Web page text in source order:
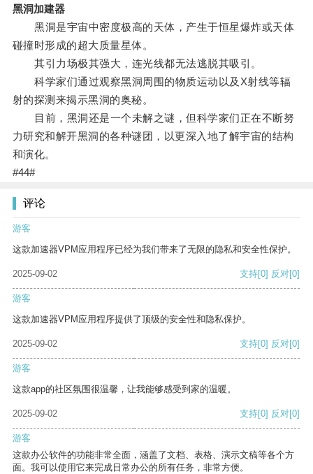
黑洞加建器
黑洞是宇宙中密度极高的天体，产生于恒星爆炸或天体
碰撞时形成的超大质量星体。
其引力场极其强大，连光线都无法逃脱其吸引。
科学家们通过观察黑洞周围的物质运动以及X射线等辐
射的探测来揭示黑洞的奥秘。
目前，黑洞还是一个未解之谜，但科学家们正在不断努
力研究和解开黑洞的各种谜团，以更深入地了解宇宙的结构
和演化。
#44#
评论
游客
这款加速器VPM应用程序已经为我们带来了无限的隐私和安全性保护。
2025-09-02 支持[0] 反对[0]
游客
这款加速器VPM应用程序提供了顶级的安全性和隐私保护。
2025-09-02 支持[0] 反对[0]
游客
这款app的社区氛围很温馨，让我能够感受到家的温暖。
2025-09-02 支持[0] 反对[0]
游客
这款办公软件的功能非常全面，涵盖了文档、表格、演示文稿等各个方
面。我可以使用它来完成日常办公的所有任务，非常方便。